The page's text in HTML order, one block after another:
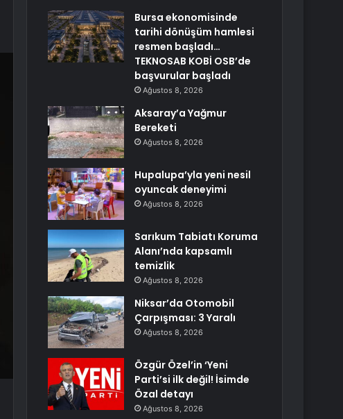
Bursa ekonomisinde
tarihi dönüşüm hamlesi
resmen başladı…
TEKNOSAB KOBİ OSB’de
başvurular başladı
Ağustos 8, 2026
Aksaray’a Yağmur
Bereketi
Ağustos 8, 2026
Hupalupa’yla yeni nesil
oyuncak deneyimi
Ağustos 8, 2026
Sarıkum Tabiatı Koruma
Alanı’nda kapsamlı
temizlik
Ağustos 8, 2026
Niksar’da Otomobil
Çarpışması: 3 Yaralı
Ağustos 8, 2026
Özgür Özel’in ‘Yeni
Parti’si ilk değil! İsimde
Özal detayı
Ağustos 8, 2026